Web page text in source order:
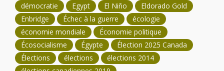
démocratie
Egypt El Niño
Eldorado Gold
Enbridge
Échec à la guerre
écologie
économie mondiale
Économie politique
Écosocialisme
Égypte
Élection 2025 Canada
Élections
élections
élections 2014